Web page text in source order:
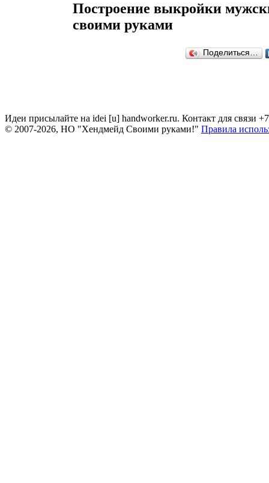
Построение выкройки
своими руками
Поделиться…
Идеи присылайте на idei [u] handworker.ru. Контакт для связи
© 2007-2026, НО "Хендмейд Своими руками!" Правила